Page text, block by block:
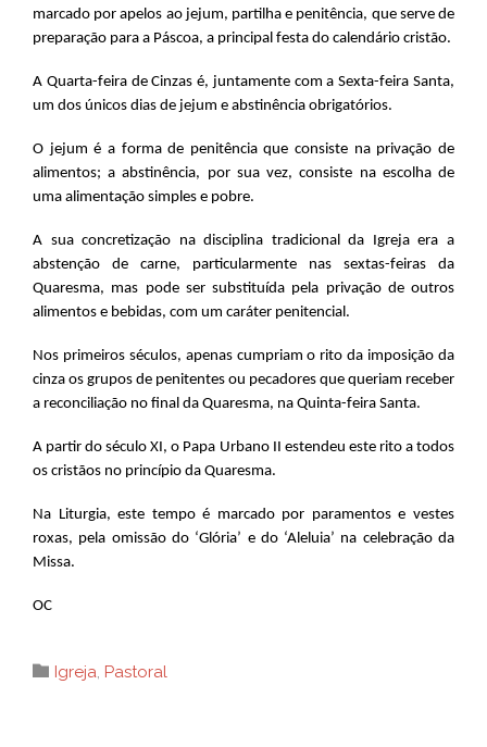
marcado por apelos ao jejum, partilha e penitência, que serve de
preparação para a Páscoa, a principal festa do calendário cristão.
A Quarta-feira de Cinzas é, juntamente com a Sexta-feira Santa,
um dos únicos dias de jejum e abstinência obrigatórios.
O jejum é a forma de penitência que consiste na privação de
alimentos; a abstinência, por sua vez, consiste na escolha de
uma alimentação simples e pobre.
A sua concretização na disciplina tradicional da Igreja era a
abstenção de carne, particularmente nas sextas-feiras da
Quaresma, mas pode ser substituída pela privação de outros
alimentos e bebidas, com um caráter penitencial.
Nos primeiros séculos, apenas cumpriam o rito da imposição da
cinza os grupos de penitentes ou pecadores que queriam receber
a reconciliação no final da Quaresma, na Quinta-feira Santa.
A partir do século XI, o Papa Urbano II estendeu este rito a todos
os cristãos no princípio da Quaresma.
Na Liturgia, este tempo é marcado por paramentos e vestes
roxas, pela omissão do ‘Glória’ e do ‘Aleluia’ na celebração da
Missa.
OC
 Category
Igreja, Pastoral